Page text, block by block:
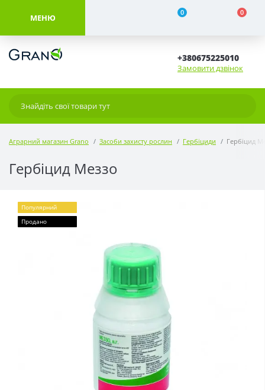
МЕНЮ 0 0
+380675225010
Замовити дзвінок
Аграрний магазин Grano Засоби захисту рослин Гербіциди Гербіцид
Гербіцид Меззо
Популярний
Продано